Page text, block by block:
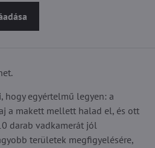
egyértelmű legyen: a
a makett mellett halad el, és ott
darab vadkamerát jól
területek megfigyelésére,